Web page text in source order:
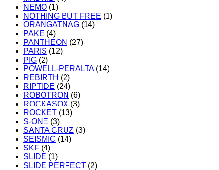
NEMO (1)
NOTHING BUT FREE (1)
ORANGATNAG (14)
PAKE (4)
PANTHEON (27)
PARIS (12)
PIG (2)
POWELL-PERALTA (14)
REBIRTH (2)
RIPTIDE (24)
ROBOTRON (6)
ROCKASOX (3)
ROCKET (13)
S-ONE (3)
SANTA CRUZ (3)
SEISMIC (14)
SKF (4)
SLIDE (1)
SLIDE PERFECT (2)